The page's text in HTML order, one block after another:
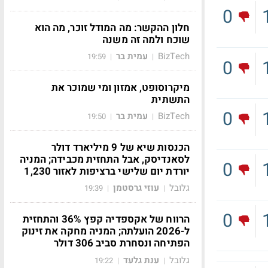
1
0
1
0
1
0
1
0
1
0
חלון ההקשר: מה המודל זוכר, מה הוא
שוכח ולמה זה משנה
BizTech
| עמית בר |
19:59
מיקרוסופט, אמזון ומי שמוכר את
התשתית
BizTech
| עמית בר |
19:50
הכנסות שיא של 9 מיליארד דולר
לסאנדיסק, אבל התחזית מכבידה; המניה
יורדת יום שלישי ברציפות לאזור 1,230
גלובל | עוזי גרסטמן |
19:39
הרווח של אקספדיה קפץ 36% והתחזית
ל-2026 הועלתה; המניה מחקה את זינוק
הפתיחה ונסחרת סביב 306 דולר
גלובל | ענת גלעד |
19:22